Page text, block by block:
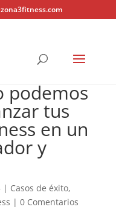
podemos
tus
en un
y
| Casos de éxito,
| 0 Comentarios